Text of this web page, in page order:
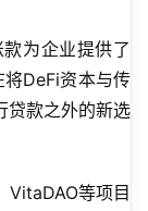
为企业提供了
DeFi资本与传
贷款之外的新选
VitaDAO等项目